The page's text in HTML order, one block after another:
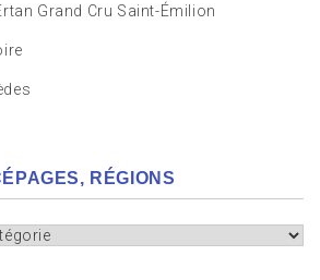
Grand Cru Saint-Émilion
RÉGIONS